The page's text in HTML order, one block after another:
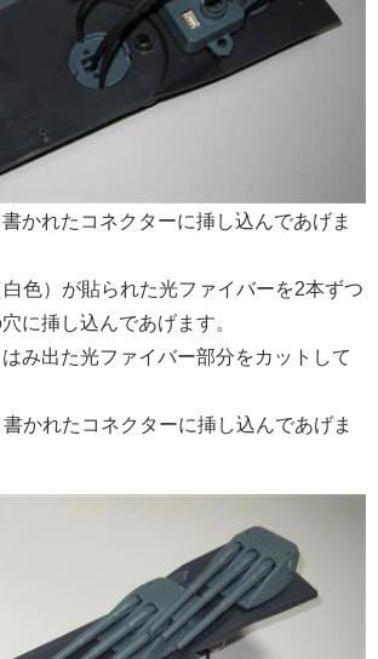
かれたコネクターに挿し込んであげま
白色）が貼られた光ファイバーを2本ずつ
に挿し込んであげます。
み出た光ファイバー部分をカットして
かれたコネクターに挿し込んであげま